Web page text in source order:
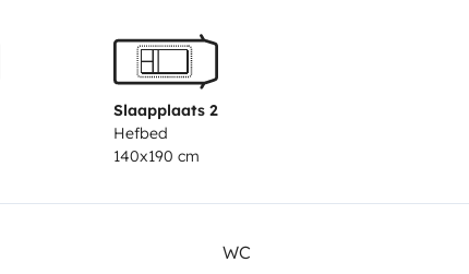
Slaapplaats 2
Hefbed
140x190 cm
WC